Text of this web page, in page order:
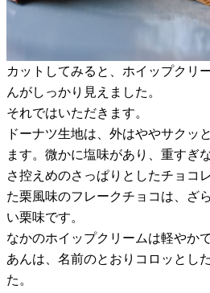
カットしてみると、ホイップクリ
んがしっかり見えました。
それではいただきます。
ドーナツ生地は、外はややサクッ
ます。微かに塩味があり、重すぎ
さ控えめのさっぱりとしたチョコ
た栗風味のフレークチョコは、ざ
い栗味です。
なかのホイップクリームは軽やか
あんは、名前のとおりコロッとし
た。